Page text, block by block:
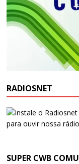
RADIOSNET
SUPER CWB